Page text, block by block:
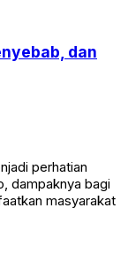
dan
perhatian
dampaknya bagi
masyarakat